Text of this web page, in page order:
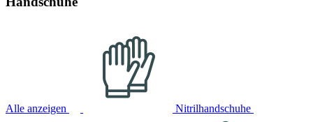
Alle anzeigen Nitrilhandschuhe